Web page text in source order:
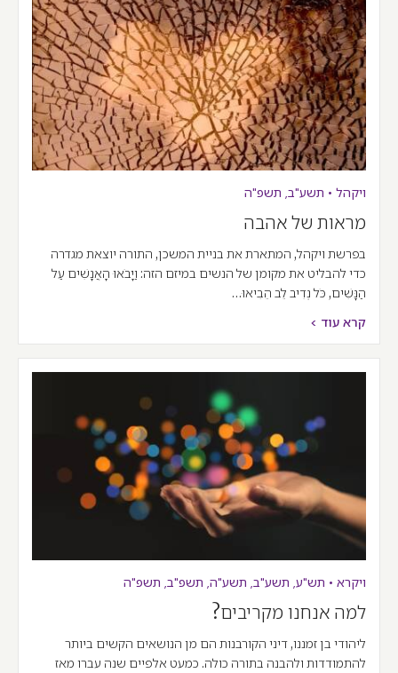
ויקהל • תשע"ב, תשפ"ה
מראות של אהבה
בפרשת ויקהל, המתארת את בניית המשכן, התורה יוצאת מגדרה
כדי להבליט את מקומן של הנשים במיזם הזה: וַיָּבֹאוּ הָאֲנָשִׁים עַל
הַנָּשִׁים, כֹּל נְדִיב לֵב הֵבִיאוּ…
קרא עוד >
ויקרא • תש"ע, תשע"ב, תשע"ה, תשפ"ב, תשפ"ה
למה אנחנו מקריבים?
ליהודי בן זמננו, דיני הקורבנות הם מן הנושאים הקשים ביותר
להתמודדות ולהבנה בתורה כולה. כמעט אלפיים שנה עברו מאז